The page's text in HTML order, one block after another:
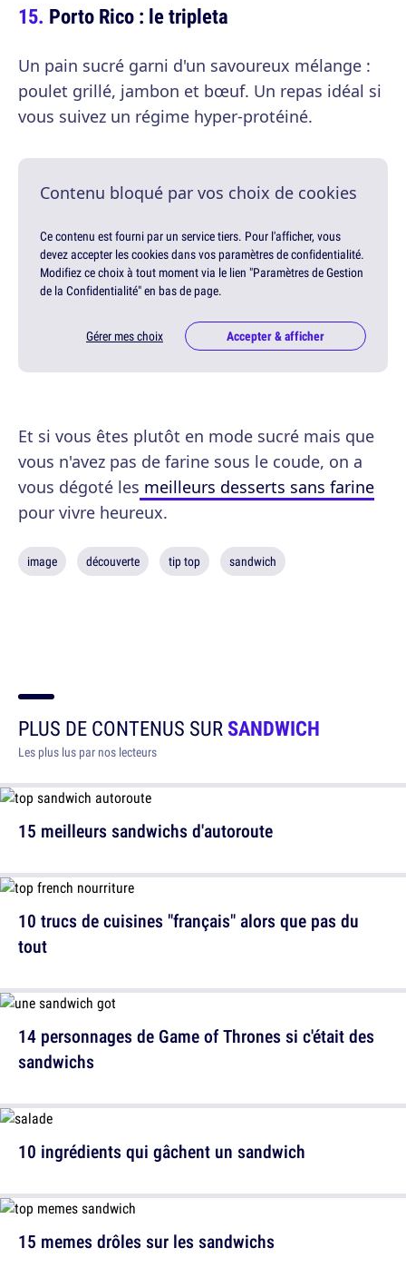
Porto Rico : le tripleta
Un pain sucré garni d'un savoureux mélange :
poulet grillé, jambon et bœuf. Un repas idéal si
vous suivez un régime hyper-protéiné.
Contenu bloqué par vos choix de cookies
Ce contenu est fourni par un service tiers. Pour l'afficher, vous
devez accepter les cookies dans vos paramètres de confidentialité.
Modifiez ce choix à tout moment via le lien "Paramètres de Gestion
de la Confidentialité" en bas de page.
Gérer mes choix Accepter & afficher
Et si vous êtes plutôt en mode sucré mais que
vous n'avez pas de farine sous le coude, on a
vous dégoté les meilleurs desserts sans farine
pour vivre heureux.
image découverte tip top sandwich
PLUS DE CONTENUS SURSANDWICH
Les plus lus par nos lecteurs
10 trucs de cuisines "français" alors que pas du
tout
10 ingrédients qui gâchent un sandwich
15 meilleurs sandwichs d'autoroute
14 personnages de Game of Thrones si c'était des
sandwichs
15 memes drôles sur les sandwichs